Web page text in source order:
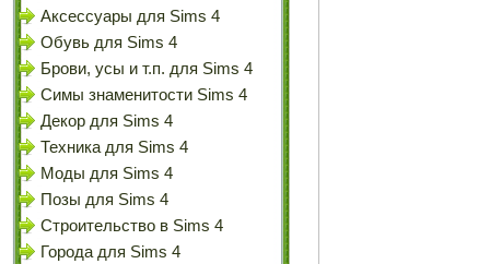
Аксессуары для Sims 4
Обувь для Sims 4
Брови, усы и т.п. для Sims 4
Симы знаменитости Sims 4
Декор для Sims 4
Техника для Sims 4
Моды для Sims 4
Позы для Sims 4
Строительство в Sims 4
Города для Sims 4